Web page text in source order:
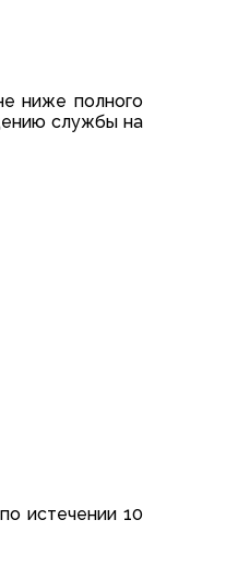
ниже полного
службы на
истечении 10